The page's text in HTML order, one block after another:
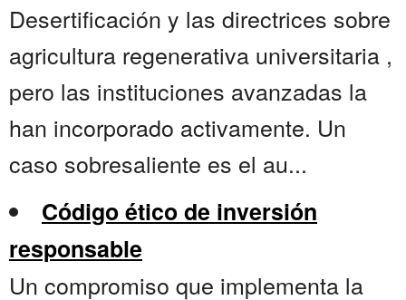
Desertificación y las directrices sobre
agricultura regenerativa universitaria ,
pero las instituciones avanzadas la
han incorporado activamente. Un
caso sobresaliente es el au...
Código ético de inversión
responsable
Un compromiso que implementa la